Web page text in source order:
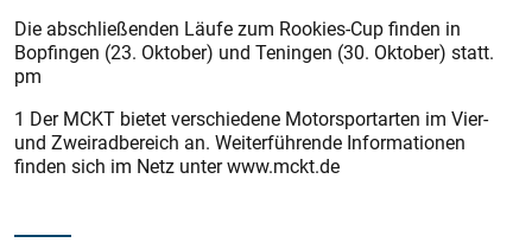
Die abschließenden Läufe zum Rookies-Cup finden in
Bopfingen (23. Oktober) und Teningen (30. Oktober) statt.
pm
1 Der MCKT bietet verschiedene Motorsportarten im Vier-
und Zweiradbereich an. Weiterführende Informationen
finden sich im Netz unter www.mckt.de